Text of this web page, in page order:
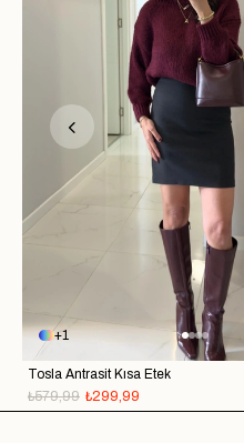
1
Tosla Antrasit Kısa Etek
₺299,99
₺579,99